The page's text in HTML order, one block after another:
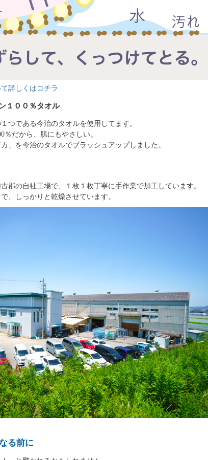
詳しくはコチラ
１００％タオル
つである今治のタオルを使用してます。
％だから、肌にもやさしい。
」を今治のタオルでブラッシュアップしました。
郡の自社工場で、１枚１枚丁寧に手作業で加工しています。
、しっかりと乾燥させています。
る前に